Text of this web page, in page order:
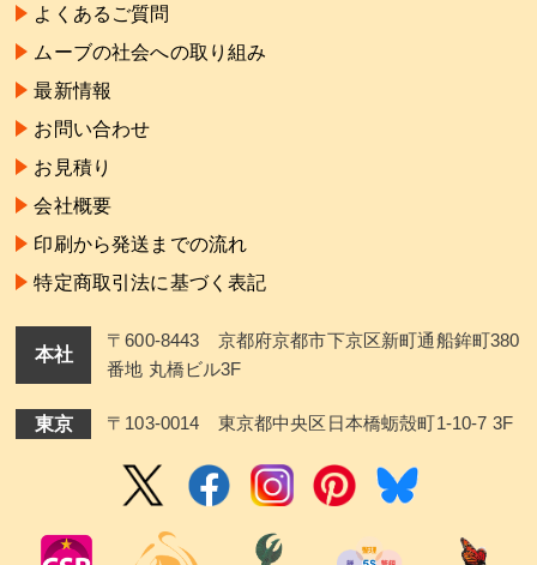
よくあるご質問
ムーブの社会への取り組み
最新情報
お問い合わせ
お見積り
会社概要
印刷から発送までの流れ
特定商取引法に基づく表記
本社
〒600-8443 京都府京都市下京区新町通船鉾町380
番地 丸橋ビル3F
東京 〒103-0014 東京都中央区日本橋蛎殼町1-10-7 3F